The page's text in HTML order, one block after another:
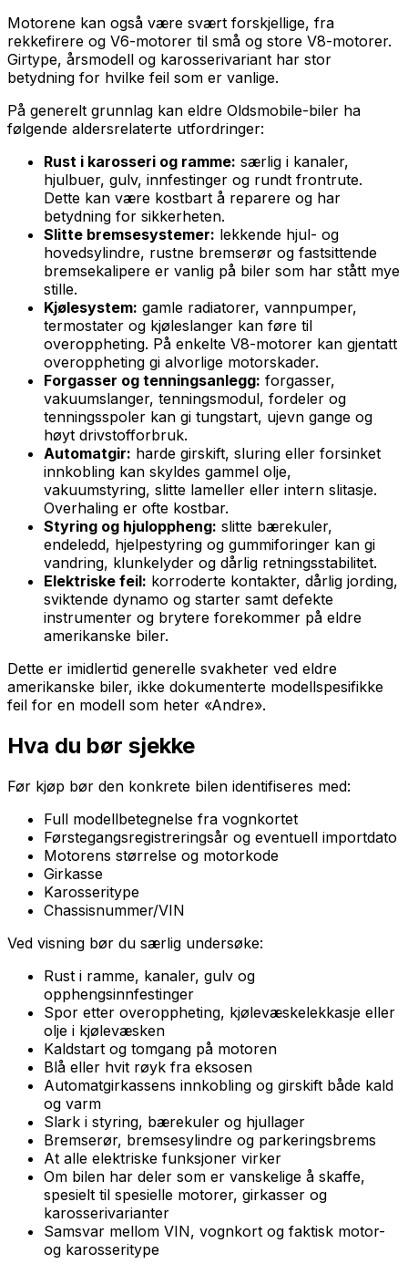
Motorene kan også være svært forskjellige, fra
rekkefirere og V6-motorer til små og store V8-motorer.
Girtype, årsmodell og karosserivariant har stor
betydning for hvilke feil som er vanlige.
På generelt grunnlag kan eldre Oldsmobile-biler ha
følgende aldersrelaterte utfordringer:
Rust i karosseri og ramme: særlig i kanaler,
hjulbuer, gulv, innfestinger og rundt frontrute.
Dette kan være kostbart å reparere og har
betydning for sikkerheten.
Slitte bremsesystemer: lekkende hjul- og
hovedsylindre, rustne bremserør og fastsittende
bremsekalipere er vanlig på biler som har stått mye
stille.
Kjølesystem: gamle radiatorer, vannpumper,
termostater og kjøleslanger kan føre til
overoppheting. På enkelte V8-motorer kan gjentatt
overoppheting gi alvorlige motorskader.
Forgasser og tenningsanlegg: forgasser,
vakuumslanger, tenningsmodul, fordeler og
tenningsspoler kan gi tungstart, ujevn gange og
høyt drivstofforbruk.
Automatgir: harde girskift, sluring eller forsinket
innkobling kan skyldes gammel olje,
vakuumstyring, slitte lameller eller intern slitasje.
Overhaling er ofte kostbar.
Styring og hjuloppheng: slitte bærekuler,
endeledd, hjelpestyring og gummiforinger kan gi
vandring, klunkelyder og dårlig retningsstabilitet.
Elektriske feil: korroderte kontakter, dårlig jording,
sviktende dynamo og starter samt defekte
instrumenter og brytere forekommer på eldre
amerikanske biler.
Dette er imidlertid generelle svakheter ved eldre
amerikanske biler, ikke dokumenterte modellspesifikke
feil for en modell som heter «Andre».
Hva du bør sjekke
Før kjøp bør den konkrete bilen identifiseres med:
Full modellbetegnelse fra vognkortet
Førstegangsregistreringsår og eventuell importdato
Motorens størrelse og motorkode
Girkasse
Karosseritype
Chassisnummer/VIN
Ved visning bør du særlig undersøke:
Rust i ramme, kanaler, gulv og
opphengsinnfestinger
Spor etter overoppheting, kjølevæskelekkasje eller
olje i kjølevæsken
Kaldstart og tomgang på motoren
Blå eller hvit røyk fra eksosen
Automatgirkassens innkobling og girskift både kald
og varm
Slark i styring, bærekuler og hjullager
Bremserør, bremsesylindre og parkeringsbrems
At alle elektriske funksjoner virker
Om bilen har deler som er vanskelige å skaffe,
spesielt til spesielle motorer, girkasser og
karosserivarianter
Samsvar mellom VIN, vognkort og faktisk motor-
og karosseritype